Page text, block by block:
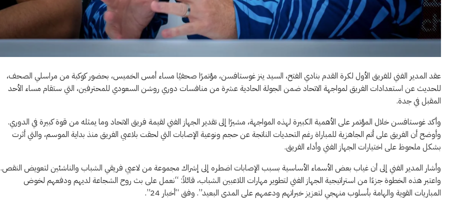
عقد المدير الفني للفريق الأول لكرة القدم بنادي الفتح، السيد ينز غوستافسن، مؤتمرًا صحفيًا مساء أمس الخميس، بحضور كوكبة من مراسلي الصحف،
للحديث عن استعدادات الفريق لمواجهة الاتحاد ضمن الجولة الحادية عشرة من منافسات دوري روشن السعودي للمحترفين، التي ستقام مساء الأحد
المقبل في جدة.
وأكد غوستافسن خلال المؤتمر على الأهمية الكبيرة لهذه المواجهة، مشيرًا إلى تقدير الجهاز الفني لقيمة فريق الاتحاد وما يمثله من قوة كبيرة في الدوري.
وأوضح أن الفريق على أتم الجاهزية للمباراة رغم التحديات الناتجة عن حجم ونوعية الإصابات التي لحقت بلاعبي الفريق منذ بداية الموسم، والتي أثرت
بشكل ملحوظ على اختيارات الجهاز الفني وأداء الفريق.
وأشار المدير الفني إلى أن غياب بعض الأسماء الأساسية بسبب الإصابات اضطره إلى إشراك مجموعة من لاعبي فريقي الشباب والناشئين لتعويض النقص.
واعتبر هذه الخطوة جزءًا من استراتيجية الجهاز الفني لتطوير مهارات اللاعبين الشباب، قائلاً: “نعمل على بث روح الشجاعة لديهم ودفعهم لخوض
المباريات القوية والهامة بأسلوب منهجي لتعزيز خبراتهم ودعمهم على المدى البعيد”. وفق “أخبار 24”.